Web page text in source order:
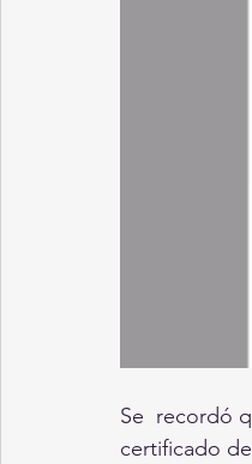
Se  recordó
certificado